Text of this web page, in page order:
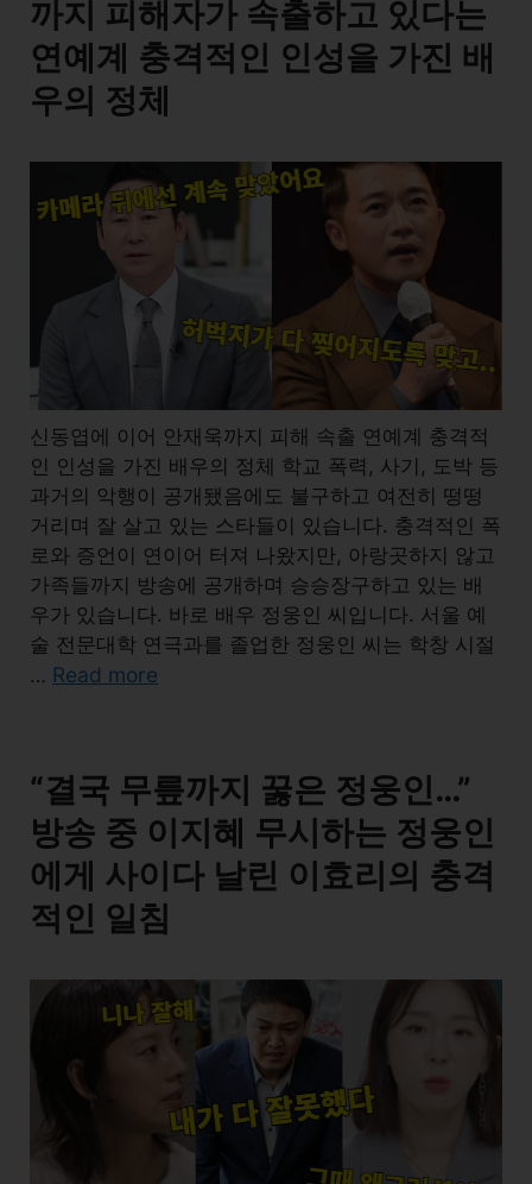
까지 피해자가 속출하고 있다는
연예계 충격적인 인성을 가진 배
우의 정체
신동엽에 이어 안재욱까지 피해 속출 연예계 충격적
인 인성을 가진 배우의 정체 학교 폭력, 사기, 도박 등
과거의 악행이 공개됐음에도 불구하고 여전히 떵떵
거리며 잘 살고 있는 스타들이 있습니다. 충격적인 폭
로와 증언이 연이어 터져 나왔지만, 아랑곳하지 않고
가족들까지 방송에 공개하며 승승장구하고 있는 배
우가 있습니다. 바로 배우 정웅인 씨입니다. 서울 예
술 전문대학 연극과를 졸업한 정웅인 씨는 학창 시절
… Read more
“결국 무릎까지 꿇은 정웅인…”
방송 중 이지혜 무시하는 정웅인
에게 사이다 날린 이효리의 충격
적인 일침